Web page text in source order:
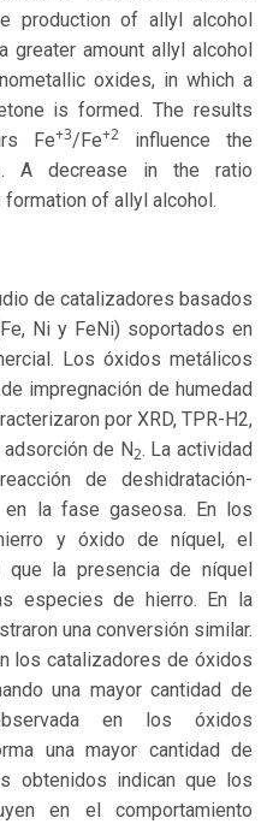
production of allyl alcohol
greater amount allyl alcohol
oxides, in which a
is formed. The results
Fe+3/Fe+2 influence the
A decrease in the ratio
of allyl alcohol.
de catalizadores basados
Ni y FeNi) soportados en
Los óxidos metálicos
impregnación de humedad
por XRD, TPR-H2,
de N2. La actividad
de deshidratación-
en la fase gaseosa. En los
y óxido de níquel, el
que la presencia de níquel
especies de hierro. En la
una conversión similar.
los catalizadores de óxidos
una mayor cantidad de
en los óxidos
una mayor cantidad de
obtenidos indican que los
en el comportamiento